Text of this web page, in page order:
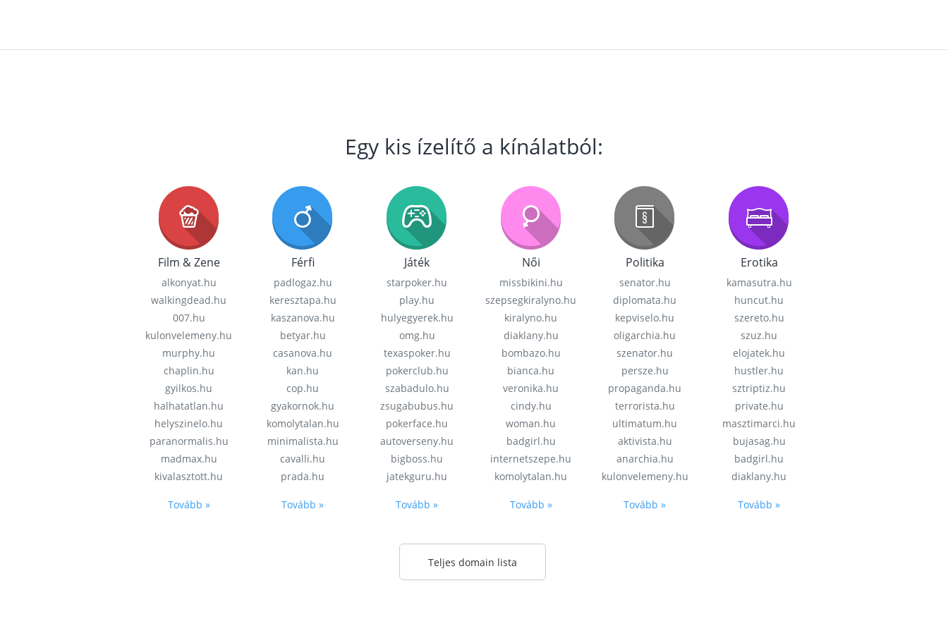
Egy kis ízelítő a kínálatból:
Film & Zene
alkonyat.hu
walkingdead.hu
007.hu
kulonvelemeny.hu
murphy.hu
chaplin.hu
gyilkos.hu
halhatatlan.hu
helyszinelo.hu
paranormalis.hu
madmax.hu
kivalasztott.hu
Tovább »
Férfi
padlogaz.hu
keresztapa.hu
kaszanova.hu
betyar.hu
casanova.hu
kan.hu
cop.hu
gyakornok.hu
komolytalan.hu
minimalista.hu
cavalli.hu
prada.hu
Tovább »
Játék
starpoker.hu
play.hu
hulyegyerek.hu
omg.hu
texaspoker.hu
pokerclub.hu
szabadulo.hu
zsugabubus.hu
pokerface.hu
autoverseny.hu
bigboss.hu
jatekguru.hu
Tovább »
Női
missbikini.hu
szepsegkiralyno.hu
kiralyno.hu
diaklany.hu
bombazo.hu
bianca.hu
veronika.hu
cindy.hu
woman.hu
badgirl.hu
internetszepe.hu
komolytalan.hu
Tovább »
Politika
senator.hu
diplomata.hu
kepviselo.hu
oligarchia.hu
szenator.hu
persze.hu
propaganda.hu
terrorista.hu
ultimatum.hu
aktivista.hu
anarchia.hu
kulonvelemeny.hu
Tovább »
Erotika
kamasutra.hu
huncut.hu
szereto.hu
szuz.hu
elojatek.hu
hustler.hu
sztriptiz.hu
private.hu
masztimarci.hu
bujasag.hu
badgirl.hu
diaklany.hu
Tovább »
Teljes domain lista